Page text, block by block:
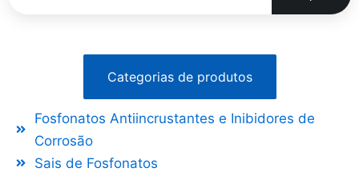
Categorias de produtos
Fosfonatos Antiincrustantes e Inibidores de
Corrosão
Sais de Fosfonatos